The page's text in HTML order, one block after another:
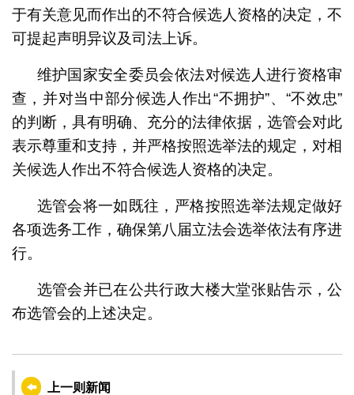
于有关意见而作出的不符合候选人资格的决定，不
可提起声明异议及司法上诉。
维护国家安全委员会依法对候选人进行资格审
查，并对当中部分候选人作出“不拥护”、“不效忠”
的判断，具有明确、充分的法律依据，选管会对此
表示尊重和支持，并严格按照选举法的规定，对相
关候选人作出不符合候选人资格的决定。
选管会将一如既往，严格按照选举法规定做好
各项选务工作，确保第八届立法会选举依法有序进
行。
选管会并已在公共行政大楼大堂张贴告示，公
布选管会的上述决定。
上一则新闻